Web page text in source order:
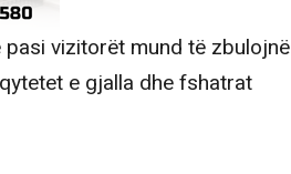
vizitorët mund të zbulojnë
e gjalla dhe fshatrat